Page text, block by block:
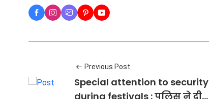
Previous Post
Special attention to security
during festivals : पुलिस ने दी